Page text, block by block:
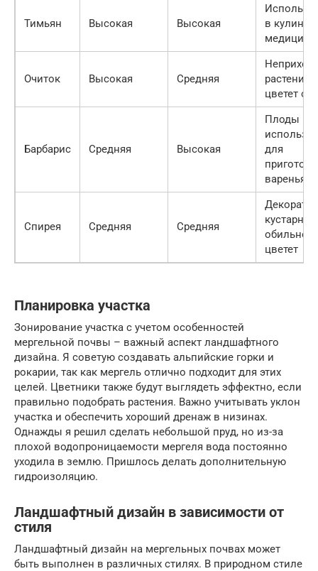
Тимьян Высокая Высокая
в
медицине
Очиток Высокая Средняя
растение,
цветет
Барбарис Средняя Высокая
Плоды
для
варенья
Спирея Средняя Средняя
кустарник,
обильно
цветет
Планировка участка
Зонирование участка с учетом особенностей
мергельной почвы – важный аспект ландшафтного
дизайна. Я советую создавать альпийские горки и
рокарии, так как мергель отлично подходит для этих
целей. Цветники также будут выглядеть эффектно, если
правильно подобрать растения. Важно учитывать уклон
участка и обеспечить хороший дренаж в низинах.
Однажды я решил сделать небольшой пруд, но из-за
плохой водопроницаемости мергеля вода постоянно
уходила в землю. Пришлось делать дополнительную
гидроизоляцию.
Ландшафтный дизайн в зависимости от
стиля
Ландшафтный дизайн на мергельных почвах может
быть выполнен в различных стилях. В природном стиле